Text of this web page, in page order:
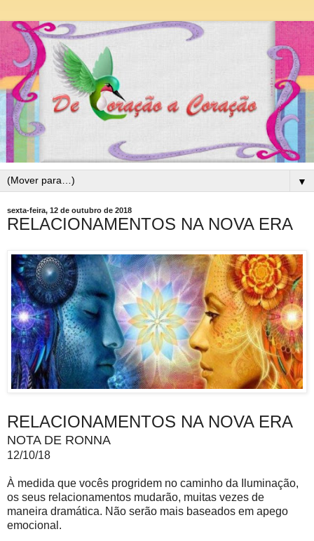
▼
sexta-feira, 12 de outubro de 2018
RELACIONAMENTOS NA NOVA ERA
RELACIONAMENTOS NA NOVA ERA
NOTA DE RONNA
12/10/18
À medida que vocês progridem no caminho da Iluminação,
os seus relacionamentos mudarão, muitas vezes de
maneira dramática. Não serão mais baseados em apego
emocional.